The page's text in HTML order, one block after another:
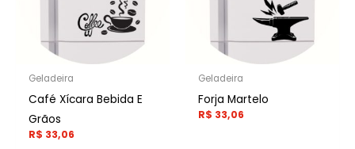
Geladeira
Café Xícara Bebida E
Grãos
R$ 33,06
Geladeira
Forja Martelo
R$ 33,06